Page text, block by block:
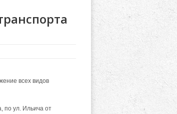
всех видов
по ул. Ильича от